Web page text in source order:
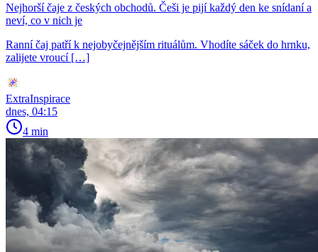
Nejhorší čaje z českých obchodů. Češi je pijí každý den ke snídaní a
neví, co v nich je
Ranní čaj patří k nejobyčejnějším rituálům. Vhodíte sáček do hrnku,
zalijete vroucí […]
ExtraInspirace
dnes, 04:15
4 min